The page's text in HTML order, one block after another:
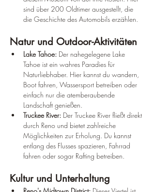
sind über 200 Oldtimer ausgestellt, die
die Geschichte des Automobils erzählen.
Natur und Outdoor-Aktivitäten
Lake Tahoe: Der nahegelegene Lake
Tahoe ist ein wahres Paradies für
Naturliebhaber. Hier kannst du wandern,
Boot fahren, Wassersport betreiben oder
einfach nur die atemberaubende
Landschaft genießen.
Truckee River: Der Truckee River fließt direkt
durch Reno und bietet zahlreiche
Möglichkeiten zur Erholung. Du kannst
entlang des Flusses spazieren, Fahrrad
fahren oder sogar Rafting betreiben.
Kultur und Unterhaltung